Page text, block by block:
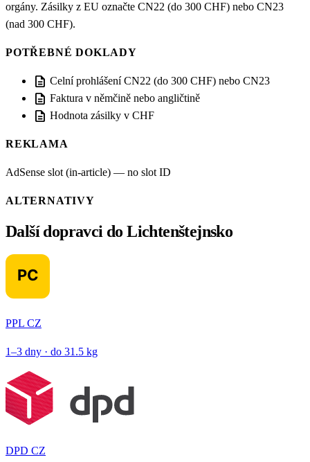
orgány. Zásilky z EU označte CN22 (do 300 CHF) nebo CN23
(nad 300 CHF).
POTŘEBNÉ DOKLADY
description Celní prohlášení CN22 (do 300 CHF) nebo CN23
description Faktura v němčině nebo angličtině
description Hodnota zásilky v CHF
REKLAMA
AdSense slot (in-article) — no slot ID
ALTERNATIVY
Další dopravci do Lichtenštejnsko
PPL CZ
1–3 dny · do 31.5 kg
DPD CZ